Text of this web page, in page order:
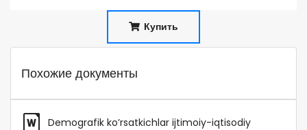
Купить
Похожие документы
Demografik ko’rsatkichlar ijtimoiy-iqtisodiy